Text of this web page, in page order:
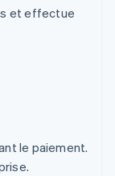
et effectue
le paiement.